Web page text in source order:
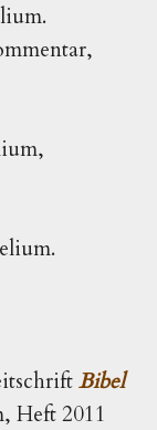
Bibel
Heft 2011